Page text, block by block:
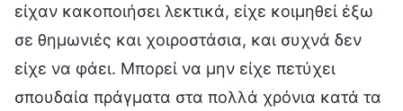
είχαν κακοποιήσει λεκτικά, είχε κοιμηθεί έξω
σε θημωνιές και χοιροστάσια, και συχνά δεν
είχε να φάει. Μπορεί να μην είχε πετύχει
σπουδαία πράγματα στα πολλά χρόνια κατά τα